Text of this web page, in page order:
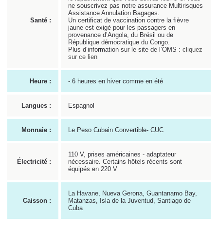
Santé :
ne souscrivez pas notre assurance Multirisques
Assistance Annulation Bagages.
Un certificat de vaccination contre la fièvre
jaune est exigé pour les passagers en
provenance d’Angola, du Brésil ou de
République démocratique du Congo.
Plus d’information sur le site de l’OMS : cliquez
sur ce lien
Heure : - 6 heures en hiver comme en été
Langues : Espagnol
Monnaie : Le Peso Cubain Convertible- CUC
Électricité :
110 V, prises américaines - adaptateur
nécessaire. Certains hôtels récents sont
équipés en 220 V
Caisson :
La Havane, Nueva Gerona, Guantanamo Bay,
Matanzas, Isla de la Juventud, Santiago de
Cuba